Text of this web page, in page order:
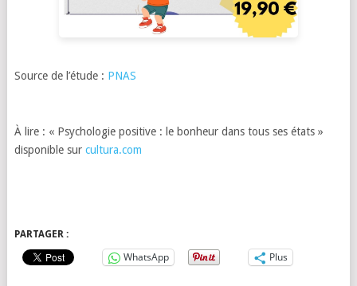
Source de l’étude : PNAS
À lire : « Psychologie positive : le bonheur dans tous ses états »
disponible sur cultura.com
PARTAGER :
WhatsApp Plus